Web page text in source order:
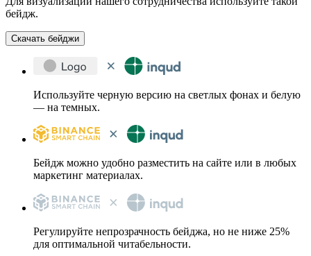
бейдж.
Скачать бейджи
Используйте черную версию на светлых фонах и белую
— на темных.
Бейдж можно удобно разместить на сайте или в любых
маркетинг материалах.
Регулируйте непрозрачность бейджа, но не ниже 25%
для оптимальной читабельности.